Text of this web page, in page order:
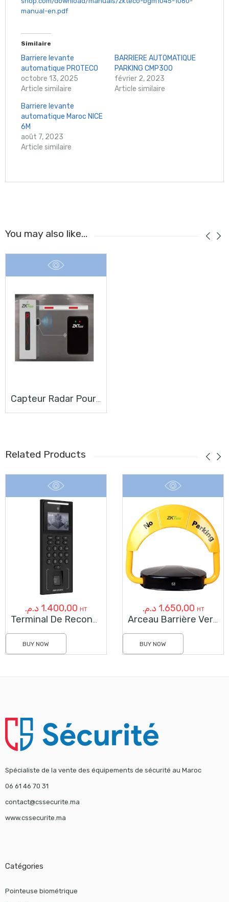
manual-en.pdf
Similaire
Barriere levante
automatique PROTECO
octobre 13, 2025
Article similaire
BARRIERE AUTOMATIQUE
PARKING CMP300
février 2, 2023
Article similaire
Barriere levante
automatique Maroc NICE
6M
août 7, 2023
Article similaire
You may also like…
Capteur Radar Pour Vehicule VR10
Related Products
1.400,00 د.م. HT
Terminal De Reconnaissance Faciale HIKVISION DS-K1T321MFWX
BUY NOW
1.650,00 د.م. HT
Arceau Barrière Verrou De Place De Stationnement
BUY NOW
Spécialiste de la vente des équipements de sécurité au Maroc
06 61 46 70 31
contact@cssecurite.ma
www.cssecurite.ma
Catégories
Pointeuse biométrique